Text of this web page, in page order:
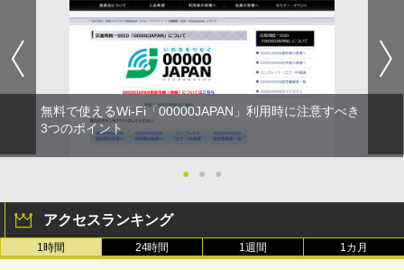
無料で使えるWi-Fi「00000JAPAN」利用時に注意すべき
3つのポイント
● ● ●
アクセスランキング
1時間 24時間 1週間 1カ月